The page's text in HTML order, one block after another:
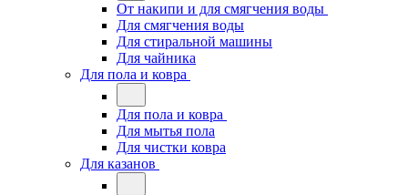
От накипи и для смягчения воды
Для смягчения воды
Для стиральной машины
Для чайника
Для пола и ковра
Для пола и ковра
Для мытья пола
Для чистки ковра
Для казанов